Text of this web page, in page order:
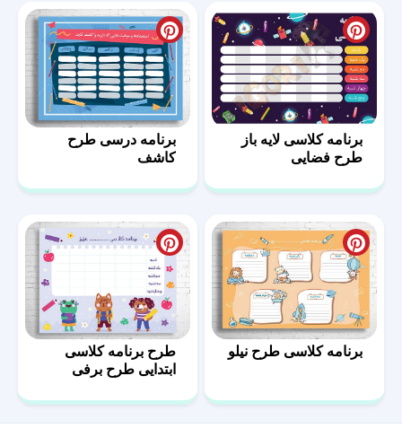
برنامه کلاسی لایه باز
طرح فضایی
برنامه درسی طرح
کاشف
برنامه کلاسی طرح نیلو
طرح برنامه کلاسی
ابتدایی طرح برفی